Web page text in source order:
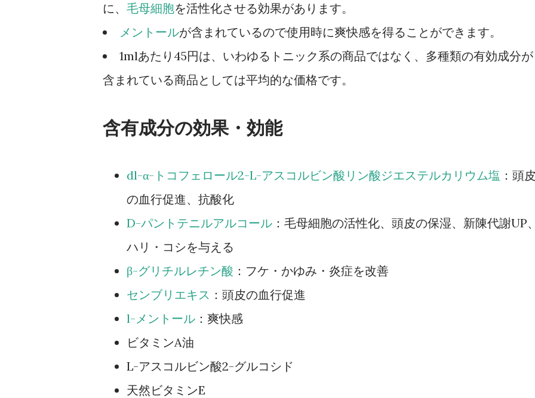
に、 毛母細胞を活性化させる効果があります。
メントールが含まれているので使用時に爽快感を得ることができます。
1mlあたり45円は、いわゆるトニック系の商品ではなく、多種類の有効成分が
含まれている商品としては平均的な価格です。
含有成分の効果・効能
dl-α-トコフェロール2-L-アスコルビン酸リン酸ジエステルカリウム塩 ：頭
の血行促進、抗酸化
D-パントテニルアルコール ：毛母細胞の活性化、頭皮の保湿、新陳代謝UP
ハリ・コシを与える
β-グリチルレチン酸 ：フケ・かゆみ・炎症を改善
センブリエキス ：頭皮の血行促進
l-メントール ：爽快感
ビタミンA油
L-アスコルビン酸2-グルコシド
天然ビタミンE